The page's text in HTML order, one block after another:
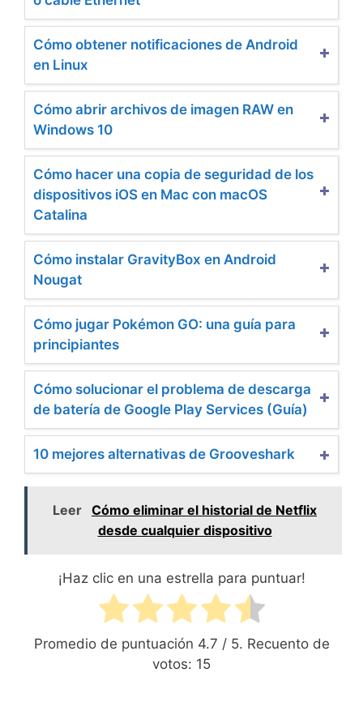
Cómo obtener notificaciones de Android
en Linux
Cómo abrir archivos de imagen RAW en
Windows 10
Cómo hacer una copia de seguridad de los
dispositivos iOS en Mac con macOS
Catalina
Cómo instalar GravityBox en Android
Nougat
Cómo jugar Pokémon GO: una guía para
principiantes
Cómo solucionar el problema de descarga
de batería de Google Play Services (Guía)
10 mejores alternativas de Grooveshark
Leer Cómo eliminar el historial de Netflix
desde cualquier dispositivo
¡Haz clic en una estrella para puntuar!
Promedio de puntuación 4.7 / 5. Recuento de
votos: 15